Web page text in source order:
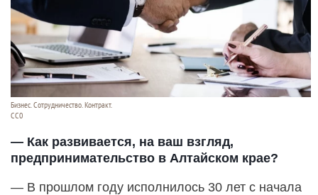
Бизнес. Сотрудничество. Контракт.
СС0
— Как развивается, на ваш взгляд,
предпринимательство в Алтайском крае?
— В прошлом году исполнилось 30 лет с начала